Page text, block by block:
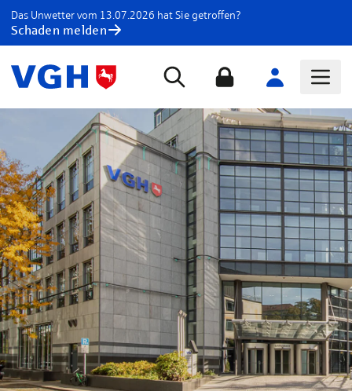
Das Unwetter vom 13.07.2026 hat Sie getroffen?
Schaden melden